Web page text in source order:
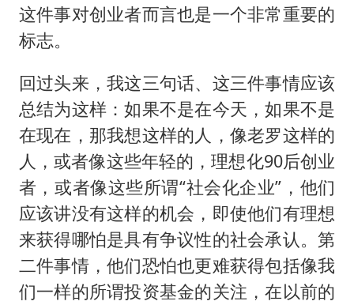
这件事对创业者而言也是一个非常重要的
标志。
回过头来，我这三句话、这三件事情应该
总结为这样：如果不是在今天，如果不是
在现在，那我想这样的人，像老罗这样的
人，或者像这些年轻的，理想化90后创业
者，或者像这些所谓“社会化企业”，他们
应该讲没有这样的机会，即使他们有理想
来获得哪怕是具有争议性的社会承认。第
二件事情，他们恐怕也更难获得包括像我
们一样的所谓投资基金的关注，在以前的